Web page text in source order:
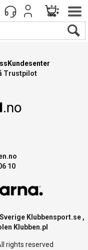
Kundesenter
Trustpilot
10
Klubbensport.se ,
Klubben.pl
rights reserved